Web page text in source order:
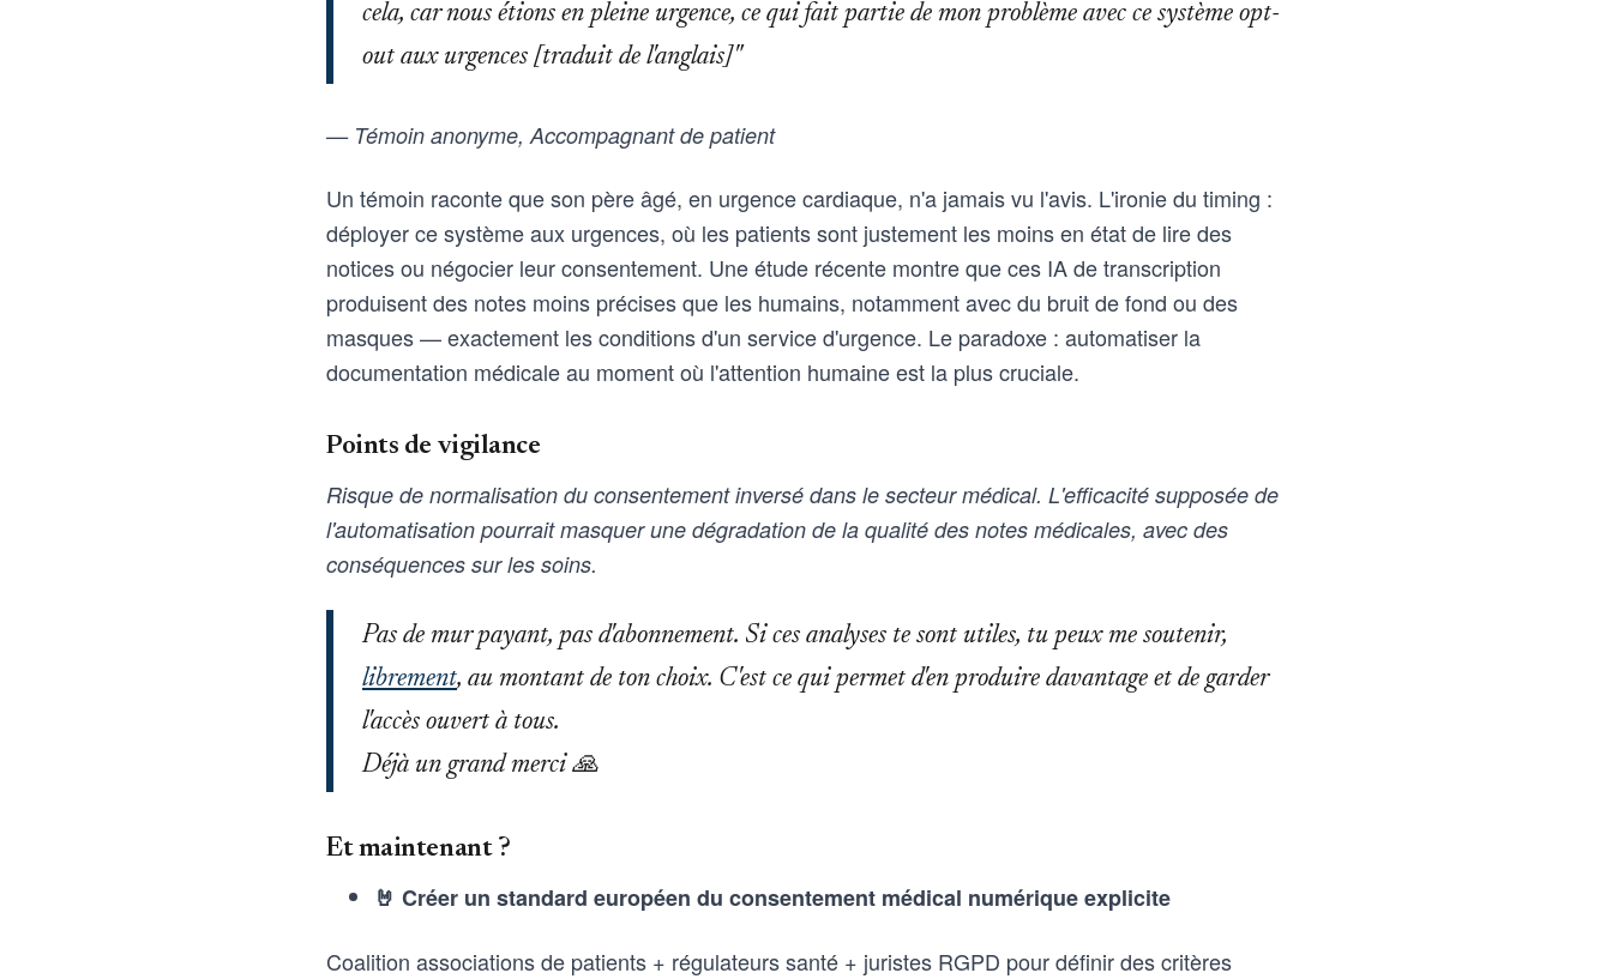
cela, car nous étions en pleine urgence, ce qui fait partie de mon problème avec ce système opt-
out aux urgences [traduit de l'anglais]"
— Témoin anonyme, Accompagnant de patient
Un témoin raconte que son père âgé, en urgence cardiaque, n'a jamais vu l'avis. L'ironie du timing :
déployer ce système aux urgences, où les patients sont justement les moins en état de lire des
notices ou négocier leur consentement. Une étude récente montre que ces IA de transcription
produisent des notes moins précises que les humains, notamment avec du bruit de fond ou des
masques — exactement les conditions d'un service d'urgence. Le paradoxe : automatiser la
documentation médicale au moment où l'attention humaine est la plus cruciale.
Points de vigilance
Risque de normalisation du consentement inversé dans le secteur médical. L'efficacité supposée de
l'automatisation pourrait masquer une dégradation de la qualité des notes médicales, avec des
conséquences sur les soins.
Pas de mur payant, pas d'abonnement. Si ces analyses te sont utiles, tu peux me soutenir,
librement, au montant de ton choix. C'est ce qui permet d'en produire davantage et de garder
l'accès ouvert à tous.
Déjà un grand merci 🙏
Et maintenant ?
🤘 Créer un standard européen du consentement médical numérique explicite
Coalition associations de patients + régulateurs santé + juristes RGPD pour définir des critères